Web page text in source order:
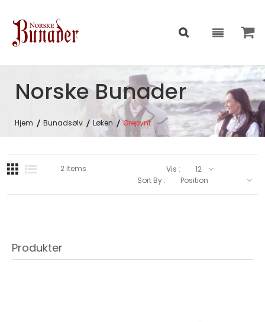
Norske Bunader
Hjem Bunadsølv Løken Ørepynt
Produkter
2Items
Vis :
Sort By :